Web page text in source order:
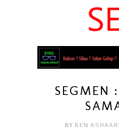
SEGMEN
BY BEN